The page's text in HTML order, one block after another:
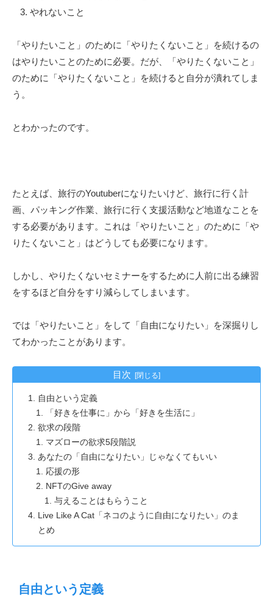
やれないこと
「やりたいこと」のために「やりたくないこと」を続けるの
はやりたいことのために必要。だが、「やりたくないこと」
のために「やりたくないこと」を続けると自分が潰れてしま
う。
とわかったのです。
たとえば、旅行のYoutuberになりたいけど、旅行に行く計
画、パッキング作業、旅行に行く支援活動など地道なことを
する必要があります。これは「やりたいこと」のために「や
りたくないこと」はどうしても必要になります。
しかし、やりたくないセミナーをするために人前に出る練習
をするほど自分をすり減らしてしまいます。
では「やりたいこと」をして「自由になりたい」を深掘りし
てわかったことがあります。
目次
自由という定義
「好きを仕事に」から「好きを生活に」
欲求の段階
マズローの欲求5段階説
あなたの「自由になりたい」じゃなくてもいい
応援の形
NFTのGive away
与えることはもらうこと
Live Like A Cat「ネコのように自由になりたい」のま
とめ
自由という定義